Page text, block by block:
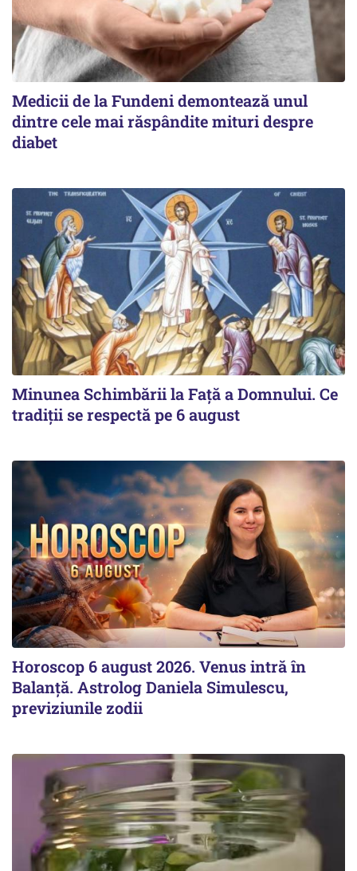
Medicii de la Fundeni demontează unul
dintre cele mai răspândite mituri despre
diabet
Minunea Schimbării la Față a Domnului. Ce
tradiții se respectă pe 6 august
Horoscop 6 august 2026. Venus intră în
Balanță. Astrolog Daniela Simulescu,
previziunile zodii